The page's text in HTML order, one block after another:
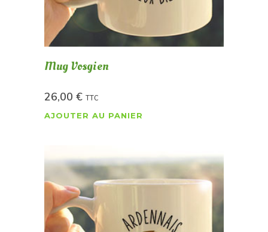
Mug Vosgien
26,00 € TTC
AJOUTER AU PANIER